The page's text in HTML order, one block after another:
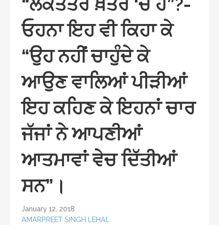
ਓਹਨਾ ਇਹ ਵੀ ਕਿਹਾ ਕੇ
“ਉਹ ਨਹੀਂ ਚਾਹੁੰਦੇ ਕੇ
ਆਉਣ ਵਾਲਿਆਂ ਪੀੜੀਆਂ
ਇਹ ਕਹਿਣ ਕੇ ਇਹਨਾਂ ਚਾਰ
ਜੱਜਾਂ ਨੇ ਆਪਣੀਆਂ
ਆਤਮਾਵਾਂ ਵੇਚ ਦਿੱਤੀਆਂ
ਸਨ”।
January 12, 2018
AMARPREET SINGH LEHAL